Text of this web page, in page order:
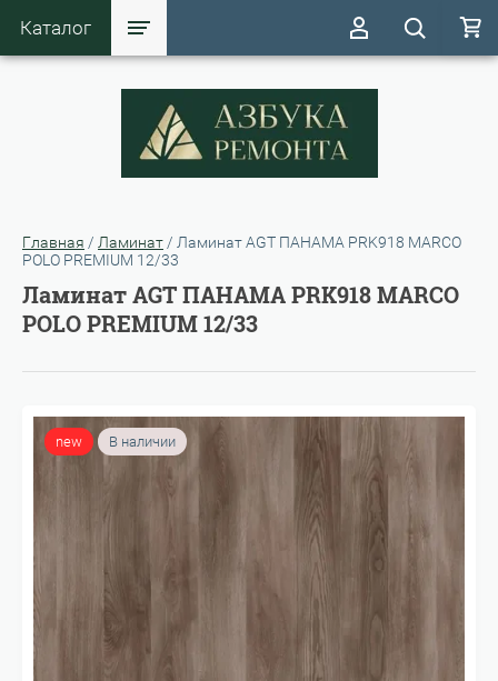
Каталог
Главная / Ламинат / Ламинат AGT ПАНАМА PRK918 MARCO
POLO PREMIUM 12/33
Ламинат AGT ПАНАМА PRK918 MARCO
POLO PREMIUM 12/33
new В наличии